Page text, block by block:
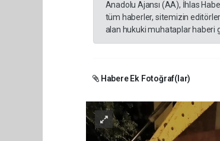
Anadolu Ajansı (AA), İhlas
tüm haberler, sitemizin
alan hukuki muhataplar haberi
Habere Ek Fotoğraf(lar)